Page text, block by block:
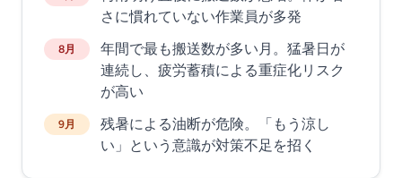
さに慣れていない作業員が多発
8月
年間で最も搬送数が多い月。猛暑日が
連続し、疲労蓄積による重症化リスク
が高い
9月
残暑による油断が危険。「もう涼し
い」という意識が対策不足を招く